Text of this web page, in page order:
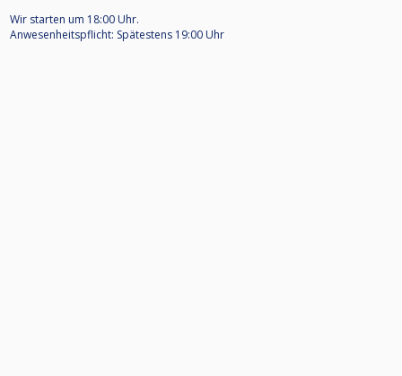
Wir starten um 18:00 Uhr.
Anwesenheitspflicht: Spätestens 19:00 Uhr